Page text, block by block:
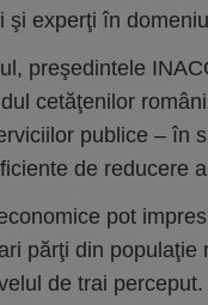
şi experţi în
preşedintele
cetăţenilor
publice – în
de reducere
pot
părţi din
de trai perceput.